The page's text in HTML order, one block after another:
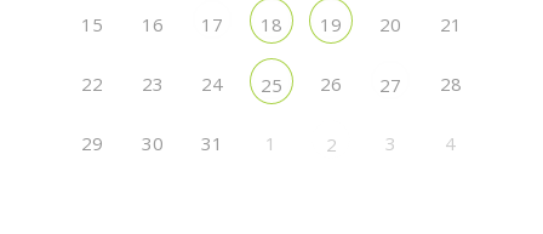
15 16 17 18 19 20 21
22 23 24 25 26 27 28
29 30 31 1 2 3 4